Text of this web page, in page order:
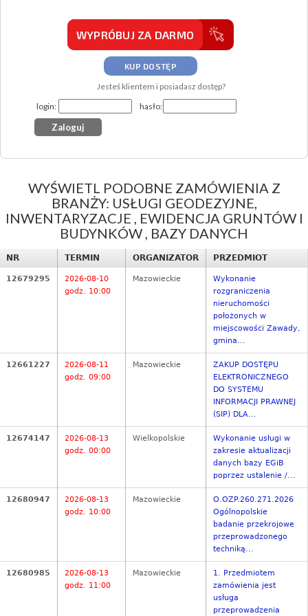
WYPRÓBUJ ZA DARMO
KUP DOSTĘP
Jesteś klientem i posiadasz dostęp?
login:
hasło:
WYŚWIETL PODOBNE ZAMÓWIENIA Z
BRANŻY: USŁUGI GEODEZYJNE,
INWENTARYZACJE , EWIDENCJA GRUNTÓW I
BUDYNKÓW , BAZY DANYCH
NR TERMIN ORGANIZATOR PRZEDMIOT
12679295
2026-08-10
godz. 10:00
Mazowieckie
Wykonanie
rozgraniczenia
nieruchomości
położonych w
miejscowości Zawady,
gmina...
12661227
2026-08-11
godz. 09:00
Mazowieckie
ZAKUP DOSTĘPU
ELEKTRONICZNEGO
DO SYSTEMU
INFORMACJI PRAWNEJ
(SIP) DLA...
12674147
2026-08-13
godz. 00:00
Wielkopolskie
Wykonanie usługi w
zakresie aktualizacji
danych bazy EGiB
poprzez ustalenie /...
12680947
2026-08-13
godz. 10:00
Mazowieckie
O.OZP.260.271.2026
Ogólnopolskie
badanie przekrojowe
przeprowadzonego
techniką...
12680985
2026-08-13
godz. 11:00
Mazowieckie
1. Przedmiotem
zamówienia jest
usługa
przeprowadzenia